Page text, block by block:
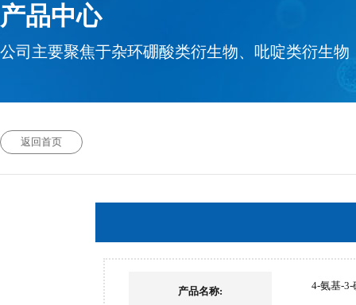
产品中心
公司主要聚焦于杂环硼酸类衍生物、吡啶类衍生
返回首页
产品名称: 4-氨基-3-